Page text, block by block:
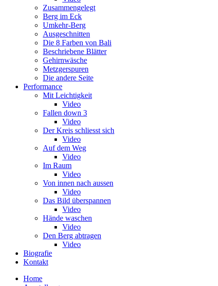
Zusammengelegt
Berg im Eck
Umkehr-Berg
Ausgeschnitten
Die 8 Farben von Bali
Beschriebene Blätter
Gehirnwäsche
Metzgerspuren
Die andere Seite
Performance
Mit Leichtigkeit
Video
Fallen down 3
Video
Der Kreis schliesst sich
Video
Auf dem Weg
Video
Im Raum
Video
Von innen nach aussen
Video
Das Bild überspannen
Video
Hände waschen
Video
Den Berg abtragen
Video
Biografie
Kontakt
Home